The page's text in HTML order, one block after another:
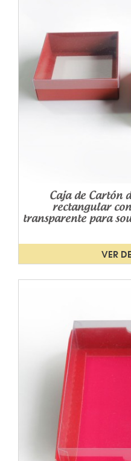
Caja de Cartón
rectangular
transparente para
VER